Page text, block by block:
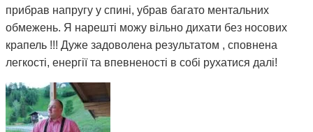
прибрав напругу у спині, убрав багато ментальних
обмежень. Я нарешті можу вільно дихати без носових
крапель !!! Дуже задоволена результатом , сповнена
легкості, енергії та впевненості в собі рухатися далі!